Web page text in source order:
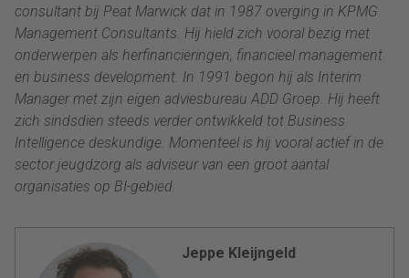
consultant bij Peat Marwick dat in 1987 overging in KPMG
Management Consultants. Hij hield zich vooral bezig met
onderwerpen als herfinancieringen, financieel management
en business development. In 1991 begon hij als Interim
Manager met zijn eigen adviesbureau ADD Groep. Hij heeft
zich sindsdien steeds verder ontwikkeld tot Business
Intelligence deskundige. Momenteel is hij vooral actief in de
sector jeugdzorg als adviseur van een groot aantal
organisaties op BI-gebied.
Jeppe Kleijngeld